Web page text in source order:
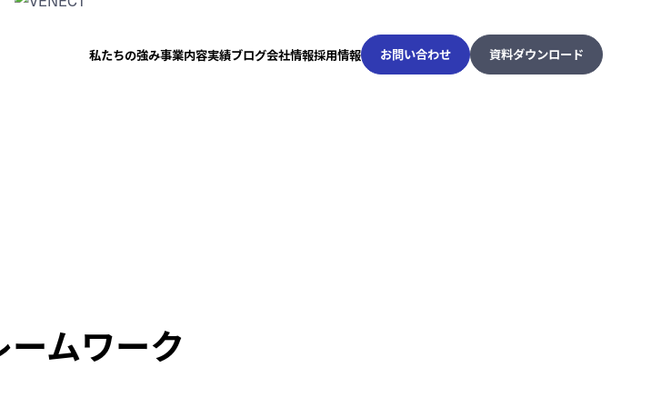
私たちの強み事業内容実績ブログ会社情報採用情報
お問い合わせ
お問い合わせ
資料ダウンロード
資料ダウンロード
ムワーク